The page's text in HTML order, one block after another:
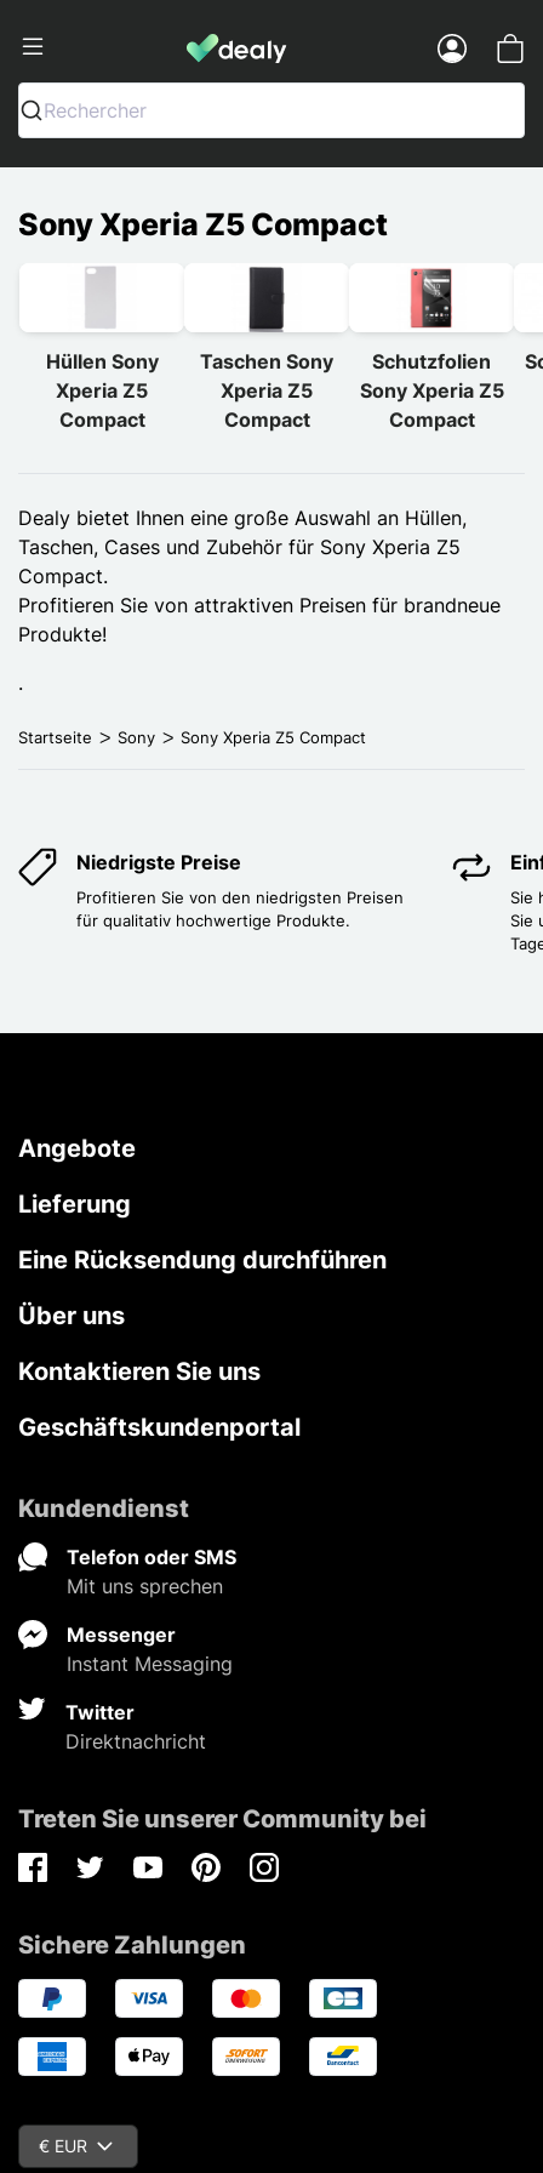
Dealy - Hüllen und Zubehör für
Rechercher
Sony Xperia Z5 Compact
Hüllen Sony
Xperia Z5
Compact
Taschen Sony
Xperia Z5
Compact
Schutzfolien
Sony Xperia Z5
Compact
Dealy bietet Ihnen eine große Auswahl an Hüllen,
Taschen, Cases und Zubehör für Sony Xperia Z5
Compact.
Profitieren Sie von attraktiven Preisen für brandneue
Produkte!
.
Startseite Sony Sony Xperia Z5 Compact
Niedrigste Preise
Profitieren Sie von den niedrigsten Preisen
für qualitativ hochwertige Produkte.
Sie
Sie
Angebote
Lieferung
Eine Rücksendung durchführen
Über uns
Kontaktieren Sie uns
Geschäftskundenportal
Kundendienst
Telefon oder SMS
Mit uns sprechen
Messenger
Instant Messaging
Twitter
Direktnachricht
Treten Sie unserer Community bei
FacebookTwitterYoutubePinterestInstagram
Sichere Zahlungen
€ EUR